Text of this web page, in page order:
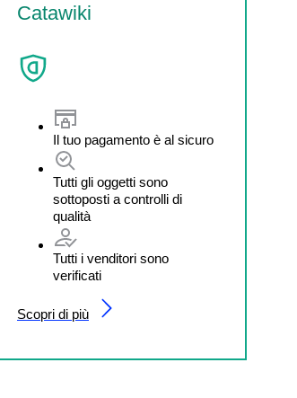
Catawiki
Il tuo pagamento è al sicuro
Tutti gli oggetti sono
sottoposti a controlli di
qualità
Tutti i venditori sono
verificati
Scopri di più